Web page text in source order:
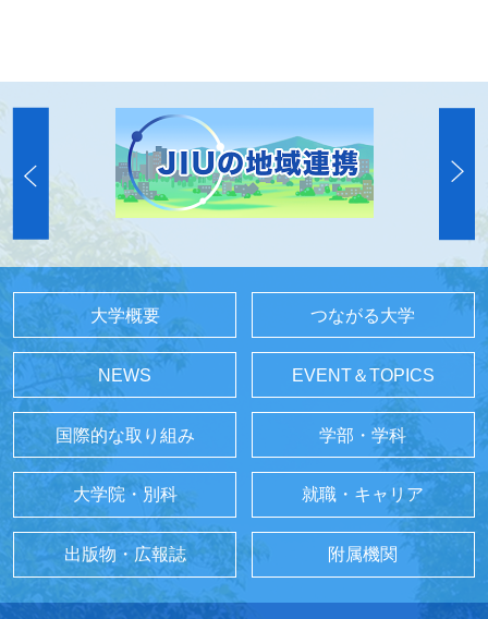
大学概要 つながる大学
NEWS EVENT＆TOPICS
国際的な取り組み 学部・学科
大学院・別科 就職・キャリア
出版物・広報誌 附属機関